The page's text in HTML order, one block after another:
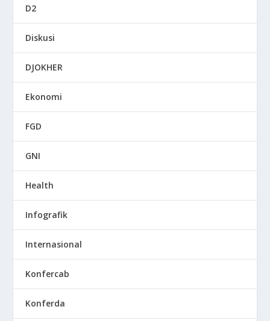
D2
Diskusi
DJOKHER
Ekonomi
FGD
GNI
Health
Infografik
Internasional
Konfercab
Konferda